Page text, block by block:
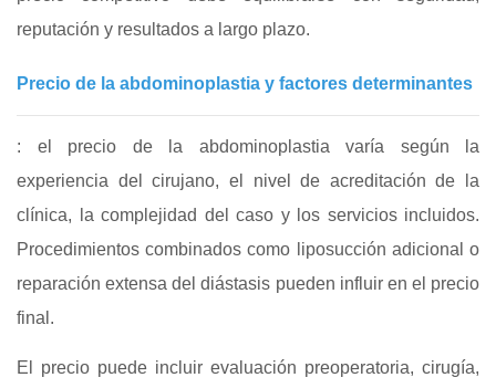
reputación y resultados a largo plazo.
Precio de la abdominoplastia y factores determinantes
: el precio de la abdominoplastia varía según la
experiencia del cirujano, el nivel de acreditación de la
clínica, la complejidad del caso y los servicios incluidos.
Procedimientos combinados como liposucción adicional o
reparación extensa del diástasis pueden influir en el precio
final.
El precio puede incluir evaluación preoperatoria, cirugía,